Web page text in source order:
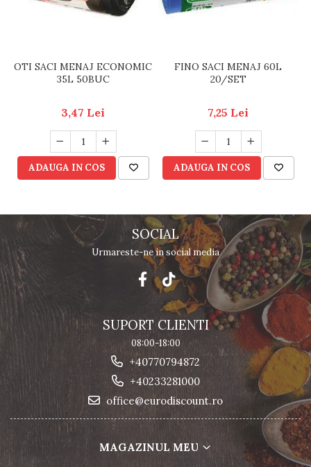
OTI SACI MENAJ ECONOMIC
35L 50BUC
3,47 Lei
ADAUGA IN COS
FINO SACI MENAJ 60L
20/SET
7,25 Lei
ADAUGA IN COS
SOCIAL
Urmareste-ne in social media
SUPORT CLIENTI
08:00-18:00
+40770794872
+40233281000
office@eurodiscount.ro
MAGAZINUL MEU